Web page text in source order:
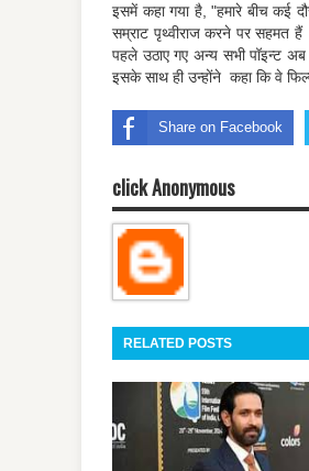
इसमें कहा गया है, "हमारे बीच कई
सम्राट पृथ्वीराज करने पर सहमत
पहले उठाए गए अन्य सभी पॉइन्ट
इसके साथ ही उन्होंने कहा कि वे
Share on Facebook
click Anonymous
RELATED POSTS